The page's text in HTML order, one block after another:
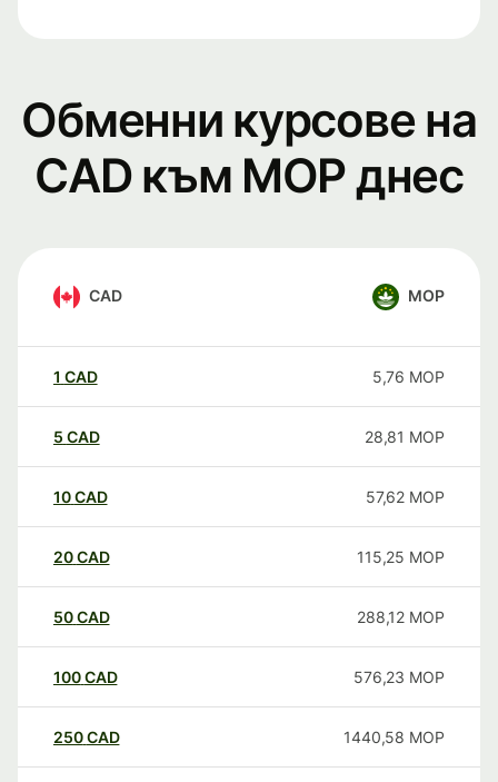
Обменни курсове на
CAD към MOP днес
CAD MOP
1 CAD 5,76 MOP
5 CAD 28,81 MOP
10CAD 57,62 MOP
20CAD 115,25 MOP
50CAD 288,12 MOP
100CAD 576,23 MOP
250CAD 1440,58 MOP